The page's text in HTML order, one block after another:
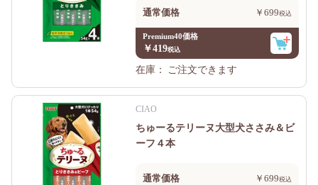
通常価格 ￥699
Premium40価格
￥419
在庫：
ご注文できます
CIAO
ちゅーるテリーヌ大型犬ささみ＆ビ
ーフ４本
通常価格 ￥699